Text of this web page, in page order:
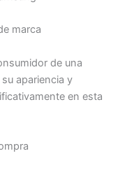
marca
de una
apariencia y
en esta